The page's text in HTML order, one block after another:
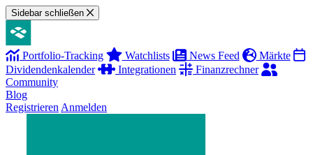
Sidebar schließen
Portfolio-Tracking Watchlists News Feed
Märkte
Dividendenkalender
Integrationen
Finanzrechner
Community
Blog
Registrieren Anmelden